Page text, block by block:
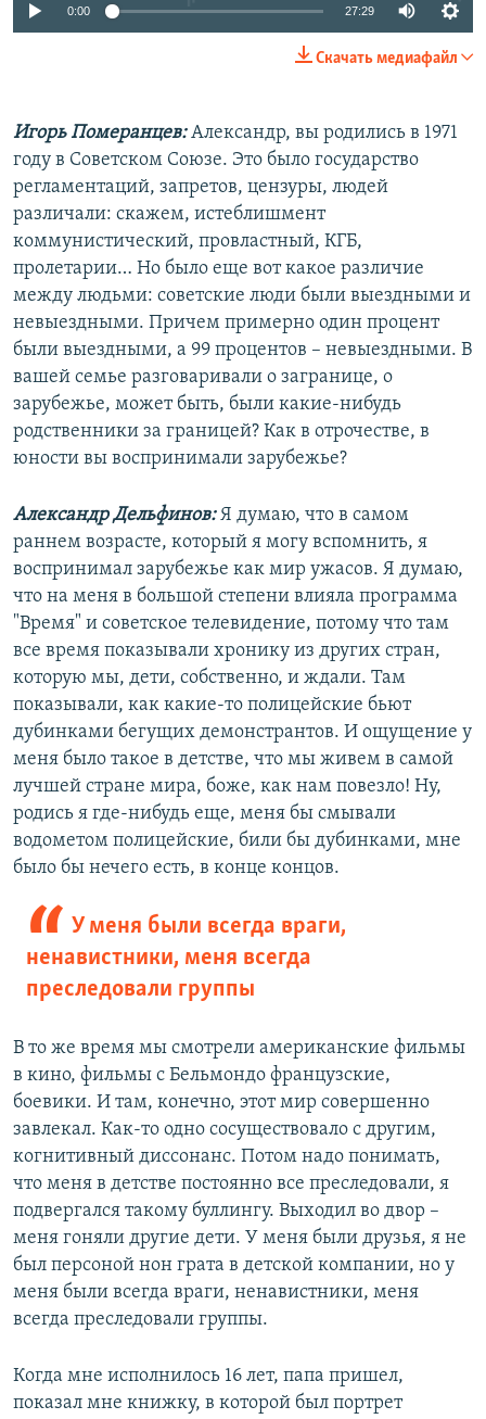
0:00 27:29
Скачать медиафайл
Игорь Померанцев:Александр, вы родились в 1971
году в Советском Союзе. Это было государство
регламентаций, запретов, цензуры, людей
различали: скажем, истеблишмент
коммунистический, провластный, КГБ,
пролетарии… Но было еще вот какое различие
между людьми: советские люди были выездными и
невыездными. Причем примерно один процент
были выездными, а 99 процентов – невыездными. В
вашей семье разговаривали о загранице, о
зарубежье, может быть, были какие-нибудь
родственники за границей? Как в отрочестве, в
юности вы воспринимали зарубежье?
Александр Дельфинов:Я думаю, что в самом
раннем возрасте, который я могу вспомнить, я
воспринимал зарубежье как мир ужасов. Я думаю,
что на меня в большой степени влияла программа
"Время" и советское телевидение, потому что там
все время показывали хронику из других стран,
которую мы, дети, собственно, и ждали. Там
показывали, как какие-то полицейские бьют
дубинками бегущих демонстрантов. И ощущение у
меня было такое в детстве, что мы живем в самой
лучшей стране мира, боже, как нам повезло! Ну,
родись я где-нибудь еще, меня бы смывали
водометом полицейские, били бы дубинками, мне
было бы нечего есть, в конце концов.
У меня были всегда враги,
ненавистники, меня всегда
преследовали группы
В то же время мы смотрели американские фильмы
в кино, фильмы с Бельмондо французские,
боевики. И там, конечно, этот мир совершенно
завлекал. Как-то одно сосуществовало с другим,
когнитивный диссонанс. Потом надо понимать,
что меня в детстве постоянно все преследовали, я
подвергался такому буллингу. Выходил во двор –
меня гоняли другие дети. У меня были друзья, я не
был персоной нон грата в детской компании, но у
меня были всегда враги, ненавистники, меня
всегда преследовали группы.
Когда мне исполнилось 16 лет, папа пришел,
показал мне книжку, в которой был портрет